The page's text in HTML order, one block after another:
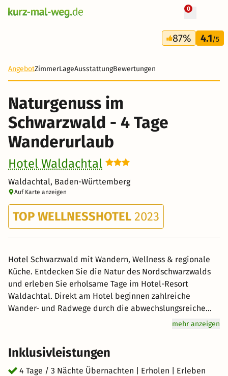
0
4 Tage
315 €
+ 24 Fotos
87% 4.1/5
AngebotZimmerLageAusstattungBewertungen
Naturgenuss im
Schwarzwald - 4 Tage
Wanderurlaub
Hotel Waldachtal
Waldachtal, Baden-Württemberg
Auf Karte anzeigen
TOP WELLNESSHOTEL 2023
Hotel Schwarzwald mit Wandern, Wellness & regionale
Küche. Entdecken Sie die Natur des Nordschwarzwalds
und erleben Sie erholsame Tage im Hotel-Resort
Waldachtal. Direkt am Hotel beginnen zahlreiche
Wander- und Radwege durch die abwechslungsreiche
Landschaft mit Wäldern, Wiesen und sanften Hügeln
entspannte Spaziergänge oder wohltuende Stunden im
Wellnessbereich – dieses Arrangement verbindet
Naturerlebnisse mit Wellness und regionalem Genuss.
mehr anzeigen
Inklusivleistungen
4 Tage / 3 Nächte Übernachten | Erholen | Erleben